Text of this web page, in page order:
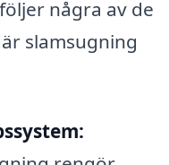
några av de
slamsugning